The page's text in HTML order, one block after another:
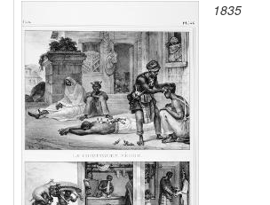
1835